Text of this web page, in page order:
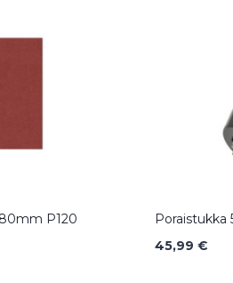
P120
Poraistukka
45,99 €